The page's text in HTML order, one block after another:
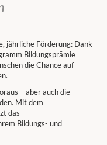
jährliche Förderung: Dank
Bildungsprämie
die Chance auf
– aber auch die
Mit dem
das
Bildungs- und